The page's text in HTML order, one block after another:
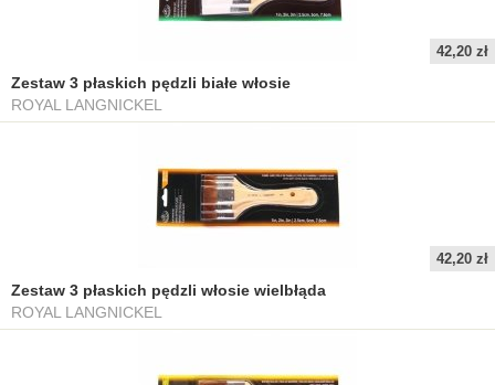
42,20 zł
Zestaw 3 płaskich pędzli białe włosie
ROYAL LANGNICKEL
42,20 zł
Zestaw 3 płaskich pędzli włosie wielbłąda
ROYAL LANGNICKEL